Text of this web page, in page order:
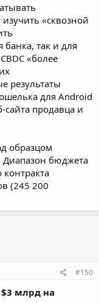
«сквозной
так и для
«более
результаты
для Android
сайта продавца и
образцом
Диапазон бюджета
(245 200
#150
млрд на